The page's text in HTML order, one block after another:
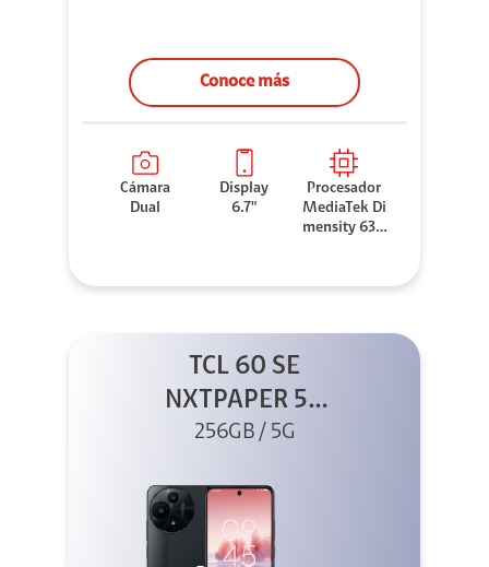
Conoce más
Cámara
Dual
Display
6.7"
Procesador
MediaTek Di
mensity 630
TCL 60 SE
NXTPAPER 5G
256GB Gris +
256GB / 5G